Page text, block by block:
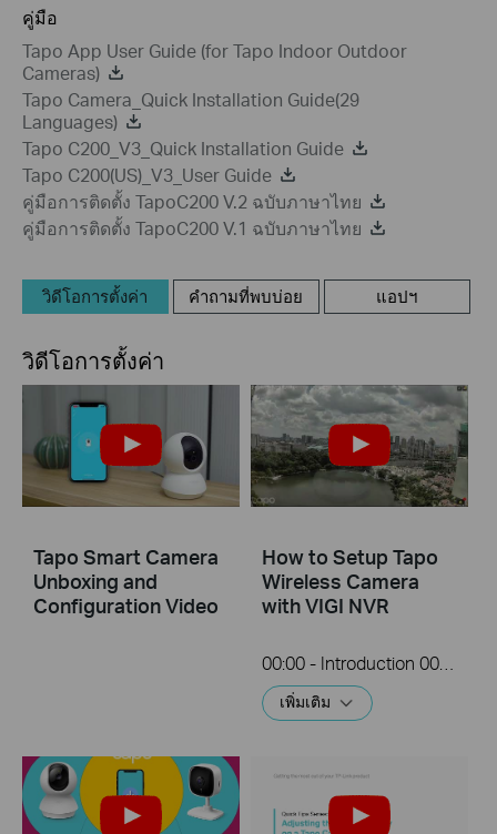
คู่มือ
Tapo App User Guide (for Tapo Indoor Outdoor
Cameras)
Tapo Camera_Quick Installation Guide(29
Languages)
Tapo C200_V3_Quick Installation Guide
Tapo C200(US)_V3_User Guide
คู่มือการติดตั้ง TapoC200 V.2 ฉบับภาษาไทย
คู่มือการติดตั้ง TapoC200 V.1 ฉบับภาษาไทย
วิดีโอการตั้งค่า คำถามที่พบบ่อย แอปฯ
วิดีโอการตั้งค่า
Tapo Smart Camera
Unboxing and
Configuration Video
How to Setup Tapo
Wireless Camera
with VIGI NVR
00:00 - Introduction 00:08 - Connection Diagram 00:13 - Setting up the Tapo camera ONVIF account 00:37 - Adding the Tapo camera in the VIGI NVR 02:36 - Fix Tapo camera IP address on router 03:00 - Controlling the Tapo camera from the NVR
เพิ่มเติม